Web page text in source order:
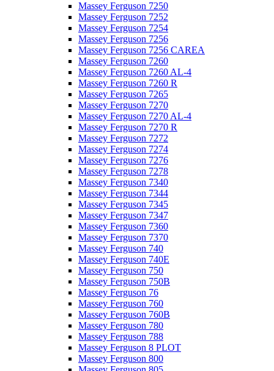
Massey Ferguson 7250
Massey Ferguson 7252
Massey Ferguson 7254
Massey Ferguson 7256
Massey Ferguson 7256 CAREA
Massey Ferguson 7260
Massey Ferguson 7260 AL-4
Massey Ferguson 7260 R
Massey Ferguson 7265
Massey Ferguson 7270
Massey Ferguson 7270 AL-4
Massey Ferguson 7270 R
Massey Ferguson 7272
Massey Ferguson 7274
Massey Ferguson 7276
Massey Ferguson 7278
Massey Ferguson 7340
Massey Ferguson 7344
Massey Ferguson 7345
Massey Ferguson 7347
Massey Ferguson 7360
Massey Ferguson 7370
Massey Ferguson 740
Massey Ferguson 740E
Massey Ferguson 750
Massey Ferguson 750B
Massey Ferguson 76
Massey Ferguson 760
Massey Ferguson 760B
Massey Ferguson 780
Massey Ferguson 788
Massey Ferguson 8 PLOT
Massey Ferguson 800